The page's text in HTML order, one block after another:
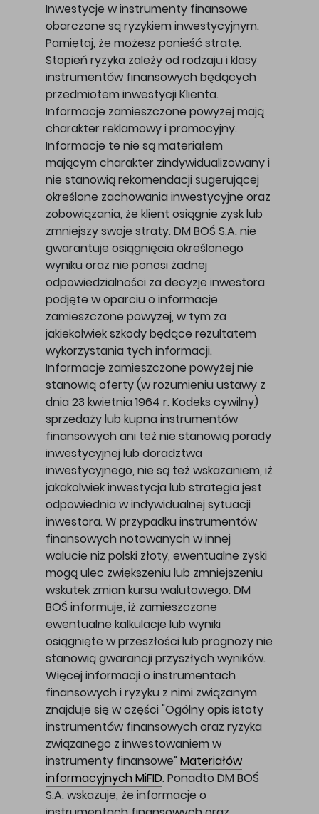
Inwestycje w instrumenty finansowe
obarczone są ryzykiem inwestycyjnym.
Pamiętaj, że możesz ponieść stratę.
Stopień ryzyka zależy od rodzaju i klasy
instrumentów finansowych będących
przedmiotem inwestycji Klienta.
Informacje zamieszczone powyżej mają
charakter reklamowy i promocyjny.
Informacje te nie są materiałem
mającym charakter zindywidualizowany i
nie stanowią rekomendacji sugerującej
określone zachowania inwestycyjne oraz
zobowiązania, że klient osiągnie zysk lub
zmniejszy swoje straty. DM BOŚ S.A. nie
gwarantuje osiągnięcia określonego
wyniku oraz nie ponosi żadnej
odpowiedzialności za decyzje inwestora
podjęte w oparciu o informacje
zamieszczone powyżej, w tym za
jakiekolwiek szkody będące rezultatem
wykorzystania tych informacji.
Informacje zamieszczone powyżej nie
stanowią oferty (w rozumieniu ustawy z
dnia 23 kwietnia 1964 r. Kodeks cywilny)
sprzedaży lub kupna instrumentów
finansowych ani też nie stanowią porady
inwestycyjnej lub doradztwa
inwestycyjnego, nie są też wskazaniem, iż
jakakolwiek inwestycja lub strategia jest
odpowiednia w indywidualnej sytuacji
inwestora. W przypadku instrumentów
finansowych notowanych w innej
walucie niż polski złoty, ewentualne zyski
mogą ulec zwiększeniu lub zmniejszeniu
wskutek zmian kursu walutowego. DM
BOŚ informuje, iż zamieszczone
ewentualne kalkulacje lub wyniki
osiągnięte w przeszłości lub prognozy nie
stanowią gwarancji przyszłych wyników.
Więcej informacji o instrumentach
finansowych i ryzyku z nimi związanym
znajduje się w części "Ogólny opis istoty
instrumentów finansowych oraz ryzyka
związanego z inwestowaniem w
instrumenty finansowe" Materiałów
informacyjnych MiFID. Ponadto DM BOŚ
S.A. wskazuje, że informacje o